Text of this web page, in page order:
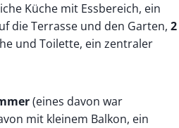
Küche mit Essbereich, ein
die Terrasse und den Garten, 2
und Toilette, ein zentraler
(eines davon war
mit kleinem Balkon, ein